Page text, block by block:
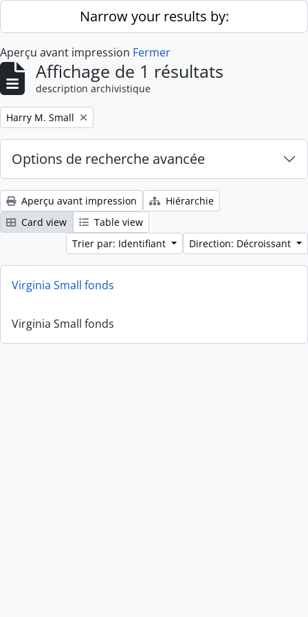
Skip to main contentNarrow your results by:
Aperçu avant impression Fermer
Affichage de 1 résultats
description archivistique
Remove filter:
Harry M. Small
Options de recherche avancée
Aperçu avant impression
Hiérarchie
Card view
Table view
Trier par: Identifiant
Direction: Décroissant
Virginia Small fonds
Virginia Small fonds